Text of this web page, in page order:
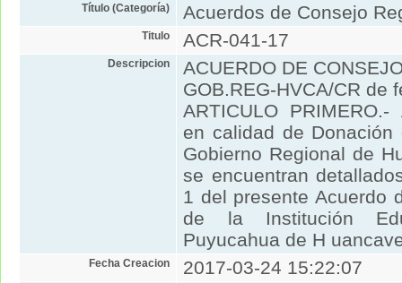
Título (Categoría) Acuerdos de Consejo
Titulo ACR-041-17
Descripcion
ACUERDO DE
GOB.REG-HVCA/CR de
ARTICULO
en calidad de
Gobierno Regional de
se encuentran
1 del presente Acuerdo
de la Institución
Puyucahua de H
Fecha Creacion 2017-03-24 15:22:07